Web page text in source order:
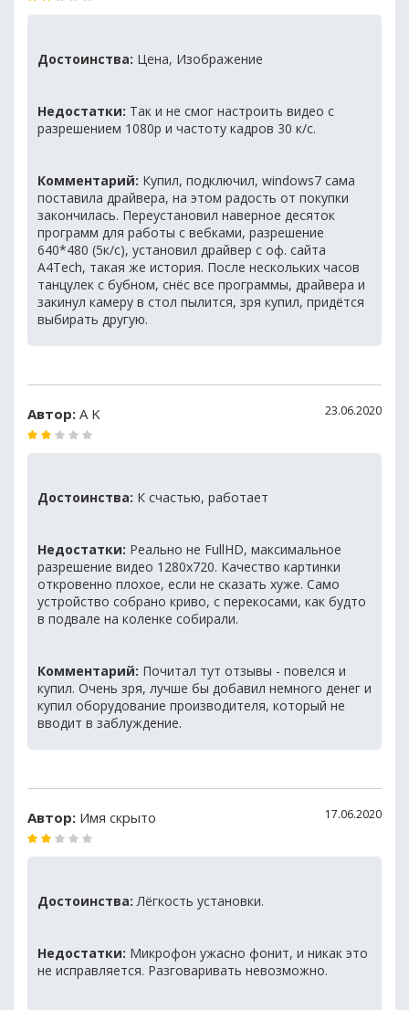
Достоинства: Цена, Изображение
Недостатки: Так и не смог настроить видео с
разрешением 1080р и частоту кадров 30 к/с.
Комментарий: Купил, подключил, windows7 сама
поставила драйвера, на этом радость от покупки
закончилась. Переустановил наверное десяток
программ для работы с вебками, разрешение
640*480 (5к/с), установил драйвер с оф. сайта
A4Tech, такая же история. После нескольких часов
танцулек с бубном, снёс все программы, драйвера и
закинул камеру в стол пылится, зря купил, придётся
выбирать другую.
Автор: A K 23.06.2020
Достоинства: К счастью, работает
Недостатки: Реально не FullHD, максимальное
разрешение видео 1280x720. Качество картинки
откровенно плохое, если не сказать хуже. Само
устройство собрано криво, с перекосами, как будто
в подвале на коленке собирали.
Комментарий: Почитал тут отзывы - повелся и
купил. Очень зря, лучше бы добавил немного денег и
купил оборудование производителя, который не
вводит в заблуждение.
Автор: Имя скрыто 17.06.2020
Достоинства: Лёгкость установки.
Недостатки: Микрофон ужасно фонит, и никак это
не исправляется. Разговаривать невозможно.